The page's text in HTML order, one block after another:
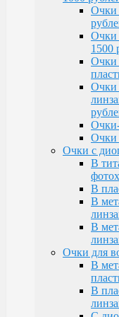
Очки
Очки с
В
В
В
В
Очки для
В
В
С
Очки для
В
В
В
В
Очки
Очки
Бренд
Очки
Очки
1500
Очки
Очки
Очки
Очки с
В
В
В
В
Очки для
В
В